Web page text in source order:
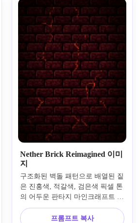
Nether Brick Reimagined 이미
지
구조화된 벽돌 패턴으로 배열된 짙
은 진홍색, 적갈색, 검은색 픽셀 톤
의 어두운 판타지 마인크래프트 네
더 벽돌 텍스처를 만듭니다. 희미
하게 빛나는 균열, 분위기가 우울
프롬프트 복사